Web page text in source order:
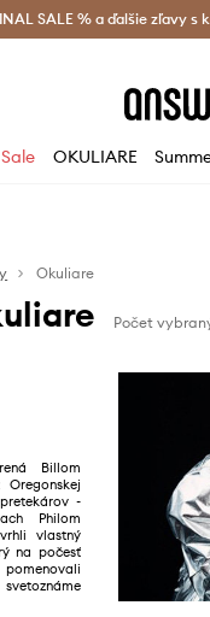
od 60 € >
SALE % a ďalšie zľavy s
Sale OKULIARE
Okuliare
Počet
Billom
-
Philom
vlastný
na počesť